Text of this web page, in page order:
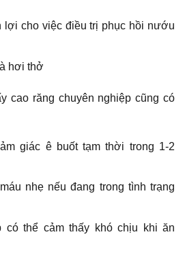
lợi cho việc điều trị phục hồi nướu
hơi thở
cao răng chuyên nghiệp cũng có
giác ê buốt tạm thời trong 1-2
nhẹ nếu đang trong tình trạng
có thể cảm thấy khó chịu khi ăn